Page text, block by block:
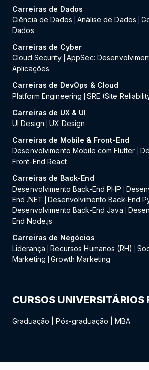
Carreiras de Dados
Ciência de Dados
Análise de Dados
Dados
Carreiras de Cyber
Cloud Security AppSec:
Aplicações
Carreiras de DevOps & Cloud
Platform Engineering
SRE (Site
Carreiras de UX & UI
UI Design
UX Design
Carreiras de Mobile & Front-End
Desenvolvimento Mobile com Flutter
Front-End React
Carreiras de Back-End
Desenvolvimento Back-End PHP
End .NET
Desenvolvimento Back-End
Desenvolvimento Back-End Java
End Node.js
Carreiras de Negócios
Liderança
Recursos Humanos (RH)
Marketing
Growth Marketing
CURSOS UNIVERSITÁRIOS
Graduação Pós-graduação MBA